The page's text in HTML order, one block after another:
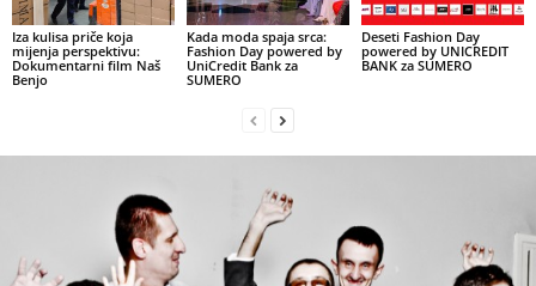
Iza kulisa priče koja
mijenja perspektivu:
Dokumentarni film Naš
Benjo
Kada moda spaja srca:
Fashion Day powered by
UniCredit Bank za
SUMERO
Deseti Fashion Day
powered by UNICREDIT
BANK za SUMERO